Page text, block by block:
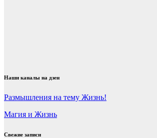
Наши каналы на дзен
Размышления на тему Жизнь!
Магия и Жизнь
Свежие записи